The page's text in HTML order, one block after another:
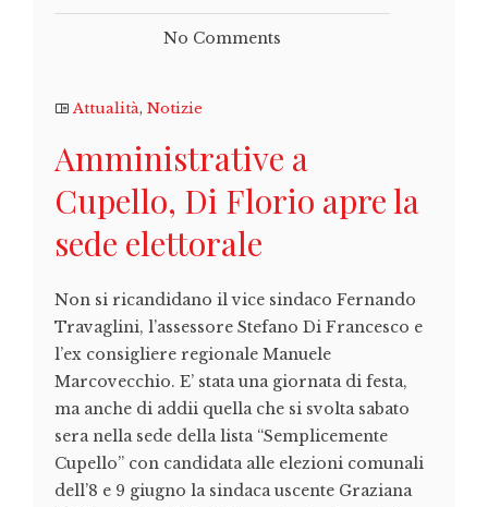
No Comments
Attualità, Notizie
Amministrative a
Cupello, Di Florio apre la
sede elettorale
Non si ricandidano il vice sindaco Fernando
Travaglini, l’assessore Stefano Di Francesco e
l’ex consigliere regionale Manuele
Marcovecchio. E’ stata una giornata di festa,
ma anche di addii quella che si svolta sabato
sera nella sede della lista “Semplicemente
Cupello” con candidata alle elezioni comunali
dell’8 e 9 giugno la sindaca uscente Graziana